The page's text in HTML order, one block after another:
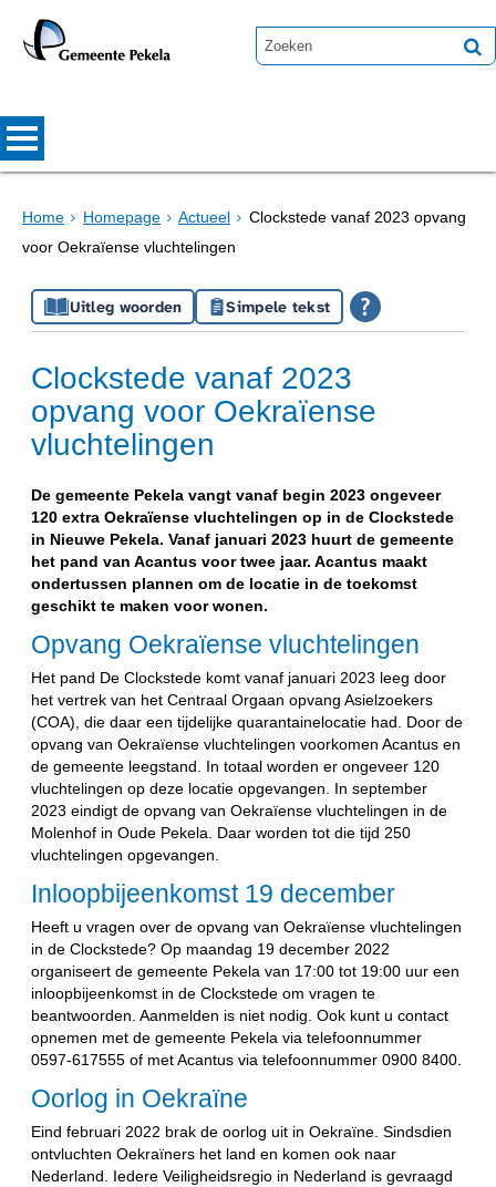
Home Homepage Actueel
Clockstede vanaf 2023 opvang
voor Oekraïense vluchtelingen
Uitleg woorden Simpele tekst
Clockstede vanaf 2023
opvang voor Oekraïense
vluchtelingen
De gemeente Pekela vangt vanaf begin 2023 ongeveer
120 extra Oekraïense vluchtelingen op in de Clockstede
in Nieuwe Pekela. Vanaf januari 2023 huurt de gemeente
het pand van Acantus voor twee jaar. Acantus maakt
ondertussen plannen om de locatie in de toekomst
geschikt te maken voor wonen.
Opvang Oekraïense vluchtelingen
Het pand De Clockstede komt vanaf januari 2023 leeg door
het vertrek van het Centraal Orgaan opvang Asielzoekers
(COA), die daar een tijdelijke quarantainelocatie had. Door de
opvang van Oekraïense vluchtelingen voorkomen Acantus en
de gemeente leegstand. In totaal worden er ongeveer 120
vluchtelingen op deze locatie opgevangen. In september
2023 eindigt de opvang van Oekraïense vluchtelingen in de
Molenhof in Oude Pekela. Daar worden tot die tijd 250
vluchtelingen opgevangen.
Inloopbijeenkomst 19 december
Heeft u vragen over de opvang van Oekraïense vluchtelingen
in de Clockstede? Op maandag 19 december 2022
organiseert de gemeente Pekela van 17:00 tot 19:00 uur een
inloopbijeenkomst in de Clockstede om vragen te
beantwoorden. Aanmelden is niet nodig. Ook kunt u contact
opnemen met de gemeente Pekela via telefoonnummer
0597-617555 of met Acantus via telefoonnummer 0900 8400.
Oorlog in Oekraïne
Eind februari 2022 brak de oorlog uit in Oekraïne. Sindsdien
ontvluchten Oekraïners het land en komen ook naar
Nederland. Iedere Veiligheidsregio in Nederland is gevraagd